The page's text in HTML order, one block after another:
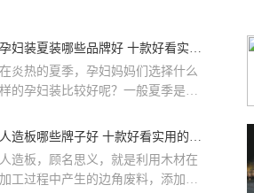
孕妇装夏装哪些品牌好 十款好看实用的介绍
在炎热的夏季，孕妇妈妈们选择什么
样的孕妇装比较好呢？一般夏季是广
以穿上自己心爱的裙子，展现出自己
就感到很为难了，因为笨重的身体，
只想穿越简单越舒适的服装就好，但
人造板哪些牌子好 十款好看实用的介绍
人造板，顾名思义，就是利用木材在
加工过程中产生的边角废料，添加化